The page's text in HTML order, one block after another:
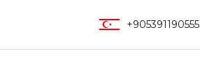
+905391190555